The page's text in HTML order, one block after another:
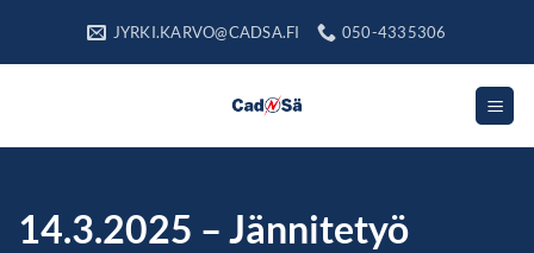
JYRKI.KARVO@CADSA.FI 050-4335306
14.3.2025 – Jännitetyö